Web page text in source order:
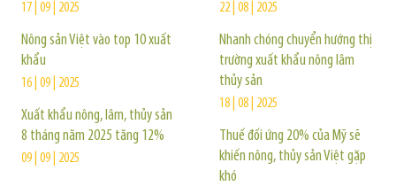
17 | 09 | 2025
Nông sản Việt vào top 10 xuất
khẩu
16 | 09 | 2025
Xuất khẩu nông, lâm, thủy sản
8 tháng năm 2025 tăng 12%
09 | 09 | 2025
22 | 08 | 2025
Nhanh chóng chuyển hướng thị
trường xuất khẩu nông lâm
thủy sản
18 | 08 | 2025
Thuế đối ứng 20% của Mỹ sẽ
khiến nông, thủy sản Việt gặp
khó